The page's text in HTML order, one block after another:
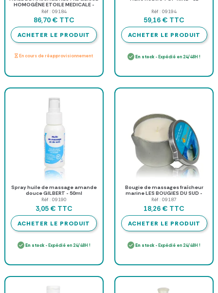
HOMOGÈNE ETOILE MEDICALE -
bidon de 5 l
Réf : 09184
86,70 € TTC
ACHETER LE PRODUIT
En cours de réapprovisionnement
Réf : 09194
59,16 € TTC
ACHETER LE PRODUIT
En stock - Expédié en 24/48H !
Spray huile de massage amande
douce GILBERT - 50ml
Réf : 09190
3,05 € TTC
ACHETER LE PRODUIT
En stock- Expédié en 24/48H !
Bougie de massages fraîcheur
marine LES BOUGIES DU SUD -
160G
Réf : 09187
18,26 € TTC
ACHETER LE PRODUIT
En stock - Expédié en 24/48H !